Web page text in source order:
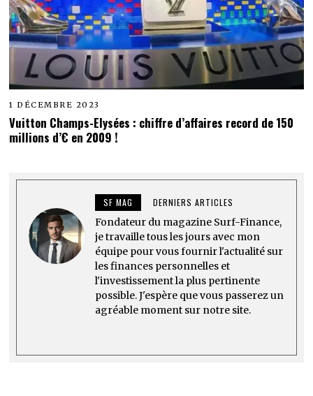
1 DÉCEMBRE 2023
Vuitton Champs-Elysées : chiffre d’affaires record de 150
millions d’€ en 2009 !
SF MAG DERNIERS ARTICLES
Fondateur du magazine Surf-Finance,
je travaille tous les jours avec mon
équipe pour vous fournir l'actualité sur
les finances personnelles et
l'investissement la plus pertinente
possible. J'espère que vous passerez un
agréable moment sur notre site.